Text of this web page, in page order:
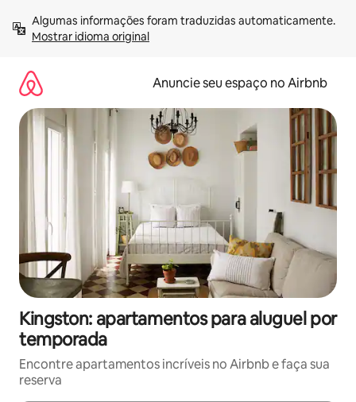
para
Mostrar idioma original
Anuncie seu espaço no Airbnb
Kingston: apartamentos para aluguel por
temporada
Encontre apartamentos incríveis no Airbnb e faça sua
reserva